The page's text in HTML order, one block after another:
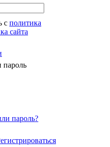
с политика
сайта
пароль
пароль?